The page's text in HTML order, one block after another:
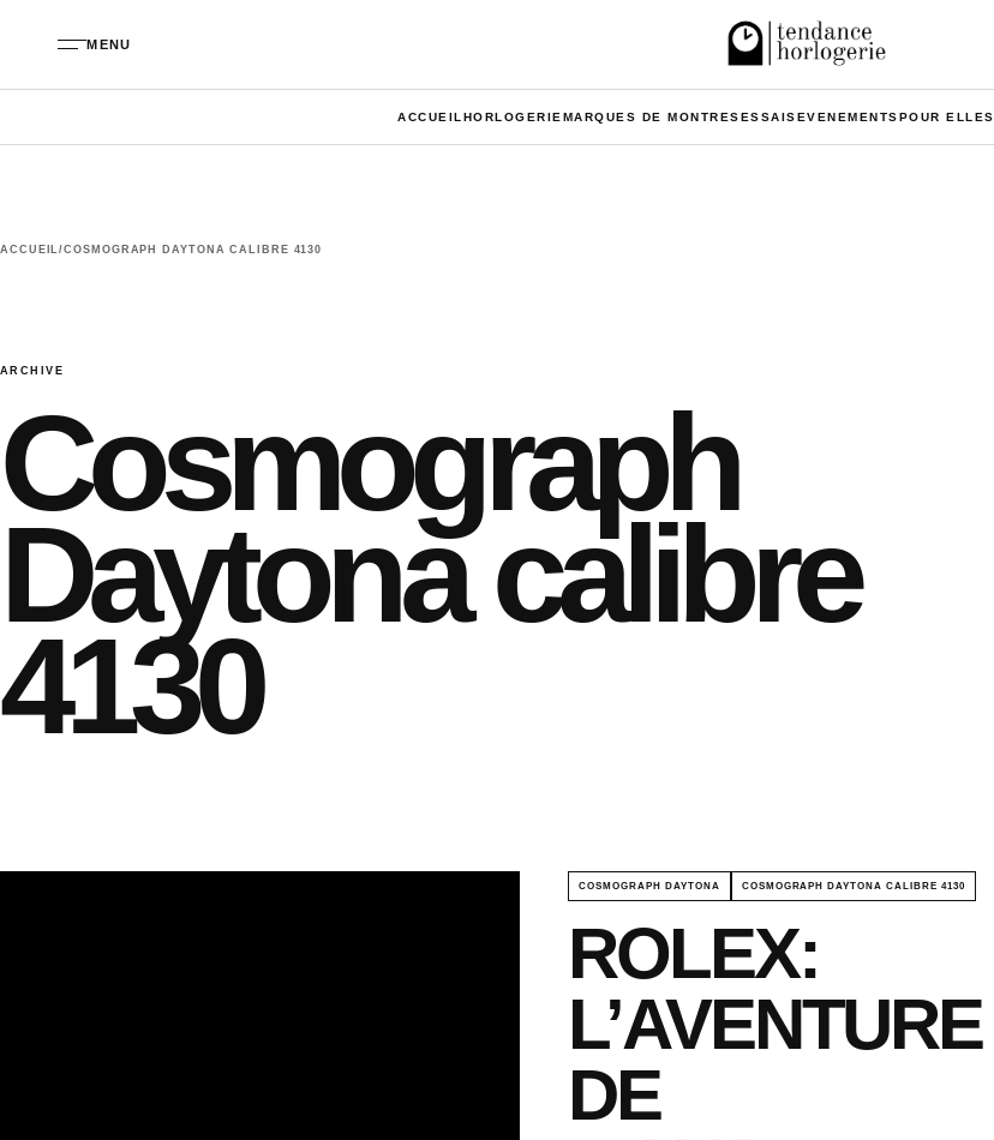
MENU
ACCUEIL HORLOGERIE MARQUES DE MONTRESESSAISEVENEMENTSPOUR ELLES
ACCUEIL/COSMOGRAPH DAYTONA CALIBRE 4130
ARCHIVE
Cosmograph
Daytona calibre
4130
COSMOGRAPH DAYTONA COSMOGRAPH DAYTONA CALIBRE 4130
ROLEX:
L’AVENTURE
DE